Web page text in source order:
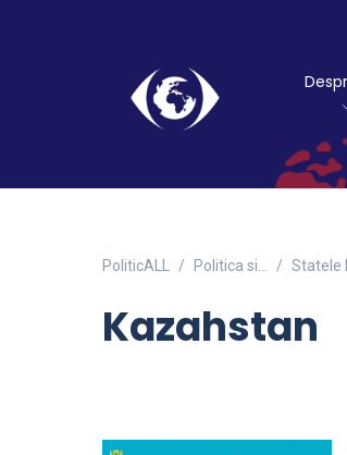
PoliticALL Politica si… Statele
Kazahstan